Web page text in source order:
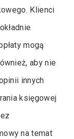
Klienci
mogą
aby nie
innych
księgowej
na temat